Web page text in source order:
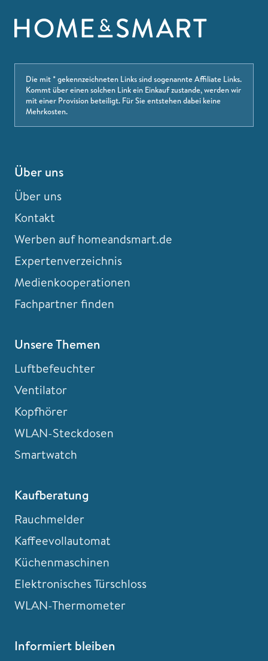
Die mit * gekennzeichneten Links sind sogenannte Affiliate Links.
Kommt über einen solchen Link ein Einkauf zustande, werden wir
mit einer Provision beteiligt. Für Sie entstehen dabei keine
Mehrkosten.
Über uns
Über uns
Kontakt
Werben auf homeandsmart.de
Expertenverzeichnis
Medienkooperationen
Fachpartner finden
Unsere Themen
Luftbefeuchter
Ventilator
Kopfhörer
WLAN-Steckdosen
Smartwatch
Kaufberatung
Rauchmelder
Kaffeevollautomat
Küchenmaschinen
Elektronisches Türschloss
WLAN-Thermometer
Informiert bleiben